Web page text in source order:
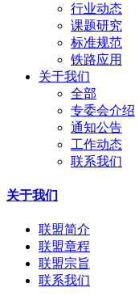
行业动态
课题研究
标准规范
铁路应用
关于我们
全部
专委会介绍
通知公告
工作动态
联系我们
关于我们
联盟简介
联盟章程
联盟宗旨
联系我们